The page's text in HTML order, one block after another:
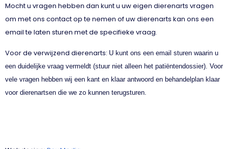
Mocht u vragen hebben dan kunt u uw eigen dierenarts vragen
om met ons contact op te nemen of uw dierenarts kan ons een
email te laten sturen met de specifieke vraag.
Voor de verwijzend dierenarts: U kunt ons een email sturen waarin u
een duidelijke vraag vermeldt (stuur niet alleen het patiëntendossier). Voor
vele vragen hebben wij een kant en klaar antwoord en behandelplan klaar
voor dierenartsen die we zo kunnen terugsturen.